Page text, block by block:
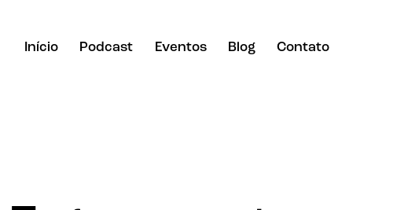
Início Podcast Eventos Blog Contato